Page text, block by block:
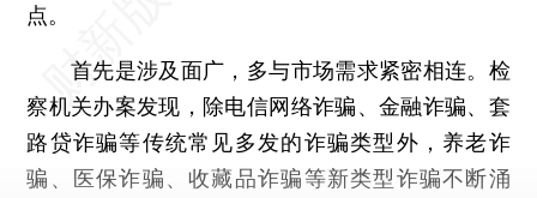
点。
首先是涉及面广，多与市场需求紧密相连。检
察机关办案发现，除电信网络诈骗、金融诈骗、套
路贷诈骗等传统常见多发的诈骗类型外，养老诈
骗、医保诈骗、收藏品诈骗等新类型诈骗不断涌